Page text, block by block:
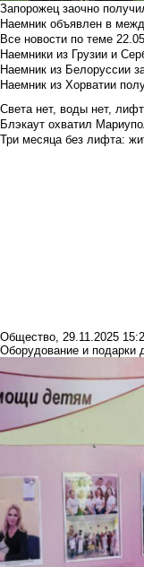
Запорожец заочно
Наемник объявлен в
Все новости по теме
Наемники из Грузии и
Наемник из Белоруссии
Наемник из Хорватии
Света нет, воды нет,
Блэкаут охватил
Три месяца без лифта:
Общество 29.11.2025
Оборудование и подарки